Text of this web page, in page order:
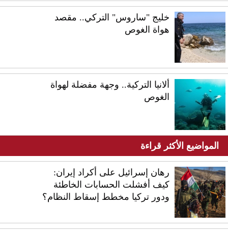
خليج "ساروس" التركي.. مقصد
هواة الغوص​​​​​​
ألانيا التركية.. وجهة مفضلة لهواة
الغوص
المواضيع الأكثر قراءة
رهان إسرائيل على أكراد إيران:
كيف أفشلت الحسابات الخاطئة
ودور تركيا مخطط إسقاط النظام؟